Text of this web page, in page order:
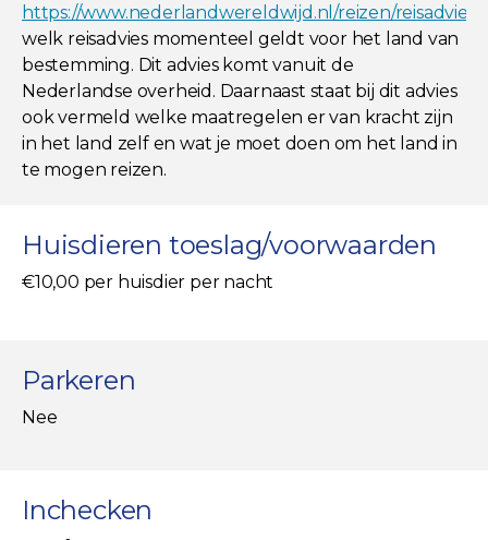
https://www.nederlandwereldwijd.nl/reizen/
welk reisadvies momenteel geldt voor het land van
bestemming. Dit advies komt vanuit de
Nederlandse overheid. Daarnaast staat bij dit advies
ook vermeld welke maatregelen er van kracht zijn
in het land zelf en wat je moet doen om het land in
te mogen reizen.
Huisdieren toeslag/voorwaarden
€10,00 per huisdier per nacht
Parkeren
Nee
Inchecken